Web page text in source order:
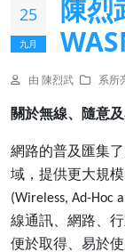
25
九月
陳烈
由 陳烈武 系所
關於無線、隨意
網路的普及匯集
域，提供更大規
(Wireless, Ad-Hoc
線通訊、網路、
便於取得、易於